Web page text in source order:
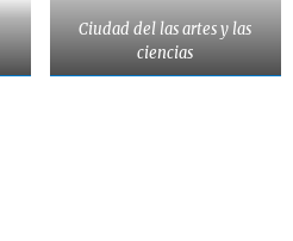
Ciudad del las artes y las
ciencias